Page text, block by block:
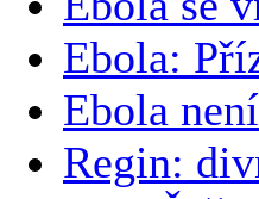
Ebola:
Ebola
Regin: